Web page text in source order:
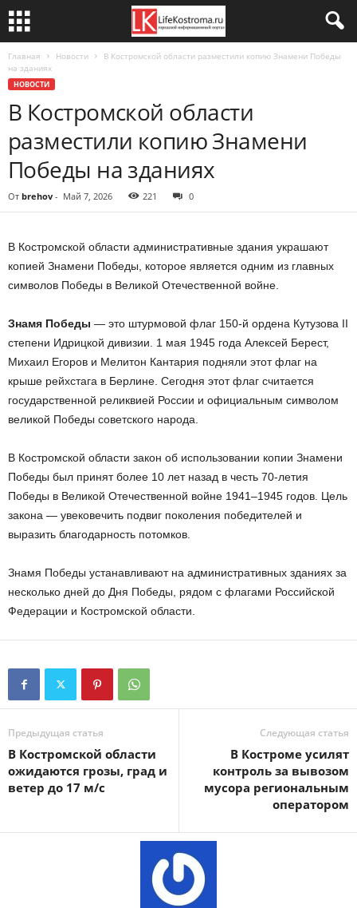
Главная Новости
В Костромской области разместили копию Знамени Победы
на зданиях
НОВОСТИ
В Костромской области
разместили копию Знамени
Победы на зданиях
От brehov - Май 7, 2026 221 0
В Костромской области административные здания украшают
копией Знамени Победы, которое является одним из главных
символов Победы в Великой Отечественной войне.
Знамя Победы — это штурмовой флаг 150-й ордена Кутузова II
степени Идрицкой дивизии. 1 мая 1945 года Алексей Берест,
Михаил Егоров и Мелитон Кантария подняли этот флаг на
крыше рейхстага в Берлине. Сегодня этот флаг считается
государственной реликвией России и официальным символом
великой Победы советского народа.
В Костромской области закон об использовании копии Знамени
Победы был принят более 10 лет назад в честь 70-летия
Победы в Великой Отечественной войне 1941–1945 годов. Цель
закона — увековечить подвиг поколения победителей и
выразить благодарность потомков.
Знамя Победы устанавливают на административных зданиях за
несколько дней до Дня Победы, рядом с флагами Российской
Федерации и Костромской области.
Предыдущая статья
В Костромской области
ожидаются грозы, град и
ветер до 17 м/с
Следующая статья
В Костроме усилят
контроль за вывозом
мусора региональным
оператором